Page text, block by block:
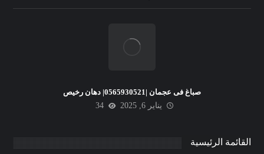
صباغ فى عجمان |0565930521| دهان رخيص
يناير 6, 2025
34
القائمة الرئيسية